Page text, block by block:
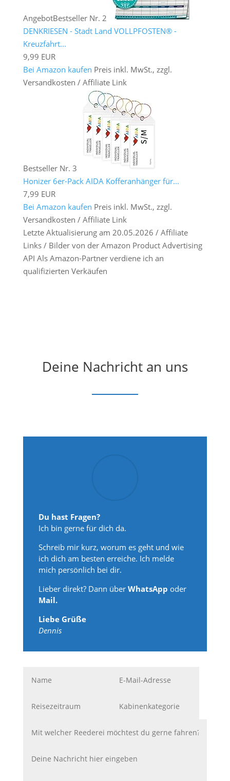
AngebotBestseller Nr. 2
DENKRIESEN - Stadt Land VOLLPFOSTEN® -
Kreuzfahrt...
9,99 EUR
Bei Amazon kaufen Preis inkl. MwSt., zzgl.
Versandkosten / Affiliate Link
Bestseller Nr. 3
Honizer 6er-Pack AIDA Kofferanhänger für...
7,99 EUR
Bei Amazon kaufen Preis inkl. MwSt., zzgl.
Versandkosten / Affiliate Link
Letzte Aktualisierung am 20.05.2026 / Affiliate
Links / Bilder von der Amazon Product Advertising
API Als Amazon-Partner verdiene ich an
qualifizierten Verkäufen
Deine Nachricht an uns
Du hast Fragen?
Ich bin gerne für dich da.
Schreib mir kurz, worum es geht und wie
ich dich am besten erreiche. Ich melde
mich persönlich bei dir.
Lieber direkt? Dann überWhatsApp oder
Mail.
Liebe Grüße
Dennis